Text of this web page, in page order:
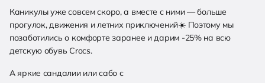
Каникулы уже совсем скоро, а вместе с ними — больше
прогулок, движения и летних приключений☀️Поэтому мы
позаботились о комфорте заранее и дарим -25% на всю
детскую обувь Crocs.
А яркие сандалии или сабо с